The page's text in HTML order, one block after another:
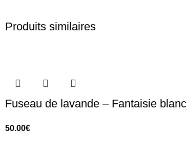
Produits similaires
Fuseau de lavande – Fantaisie blanc
50.00€